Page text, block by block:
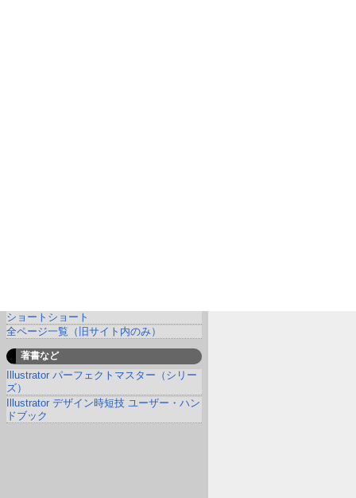
ショートショート
全ページ一覧（旧サイト内のみ）
著書など
Illustrator パーフェクトマスター（シリー
ズ）
Illustrator デザイン時短技 ユーザー・ハン
ドブック